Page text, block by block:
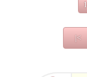
1
|<